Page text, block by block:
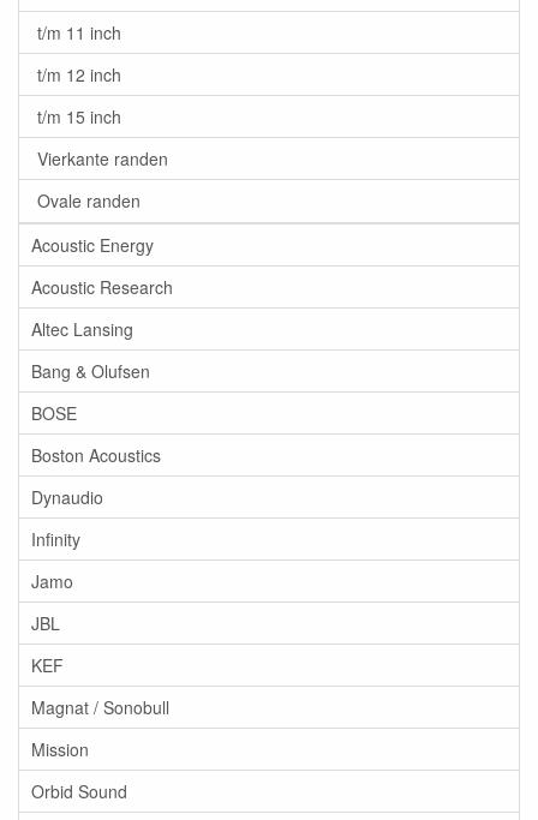
t/m 11 inch
t/m 12 inch
t/m 15 inch
Vierkante randen
Ovale randen
Acoustic Energy
Acoustic Research
Altec Lansing
Bang & Olufsen
BOSE
Boston Acoustics
Dynaudio
Infinity
Jamo
JBL
KEF
Magnat / Sonobull
Mission
Orbid Sound